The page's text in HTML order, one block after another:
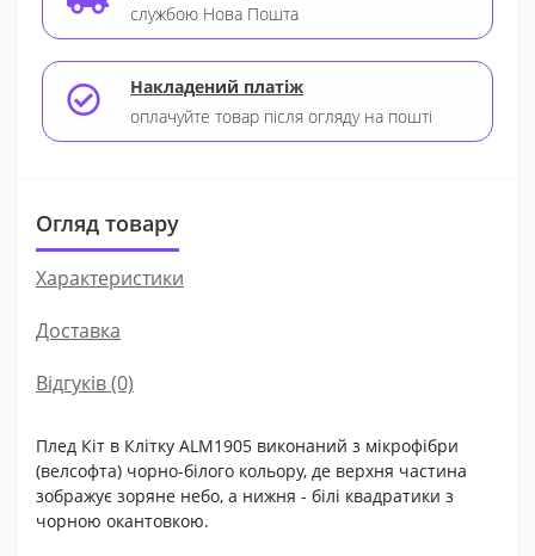
службою Нова Пошта
Накладений платіж
оплачуйте товар після огляду на пошті
Огляд товару
Характеристики
Доставка
Відгуків (0)
Плед Кіт в Клітку ALM1905 виконаний з мікрофібри
(велсофта) чорно-білого кольору, де верхня частина
зображує зоряне небо, а нижня - білі квадратики з
чорною окантовкою.